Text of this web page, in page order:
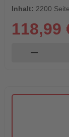
Inhalt: 2200
118,99
remove